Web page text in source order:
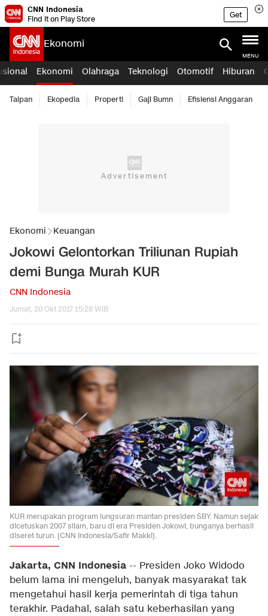
CNN Indonesia
Find it on Play Store
Get
Ekonomi
MENU
Ekonomi Olahraga Teknologi Otomotif Hiburan
Taipan Ekopedia Properti Gaji Bumn Efisiensi Anggaran
Ekonomi Keuangan
Jokowi Gelontorkan Triliunan Rupiah
demi Bunga Murah KUR
CNN Indonesia
Jumat, 20 Okt 2017 15:28 WIB
KUR merupakan program lungsuran mantan presiden SBY. Namun sejak
dicetuskan 2007 silam, baru di era Presiden Jokowi, bunganya berhasil
diseret turun. (CNN Indonesia/Safir Makki).
Jakarta, CNN Indonesia -- Presiden Joko Widodo
belum lama ini mengeluh, banyak masyarakat tak
mengetahui hasil kerja pemerintah di tiga tahun
terakhir. Padahal, salah satu keberhasilan yang